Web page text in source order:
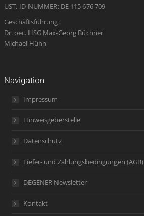
UST.-ID-NUMMER: DE 115 676 709
Geschäftsführung:
Dr. oec. HSG Max-Georg Büchner
Michael Hühn
Navigation
Impressum
Hinweisgeberstelle
Datenschutz
Liefer- und Zahlungsbedingungen (AGB)
DEGENER Newsletter
Kontakt